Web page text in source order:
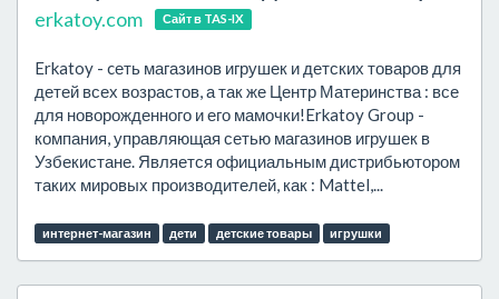
erkatoy.com Сайт в TAS-IX
Erkatoy - cеть магазинов игрушек и детских товаров для
детей всех возрастов, а так же Центр Материнства : все
для новорожденного и его мамочки!Erkatoy Group -
компания, управляющая сетью магазинов игрушек в
Узбекистане. Является официальным дистрибьютором
таких мировых производителей, как : Mattel,...
интернет-магазин дети детские товары игрушки